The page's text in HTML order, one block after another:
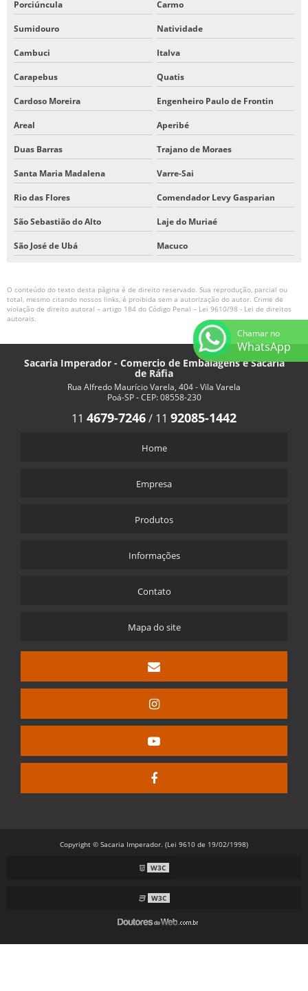
Porciúncula Carmo
Sumidouro Natividade
Cambuci Italva
Carapebus Quatis
Cardoso Moreira Engenheiro Paulo de Frontin
Areal Aperibé
Duas Barras Trajano de Moraes
Santa Maria Madalena Varre-Sai
Rio das Flores Comendador Levy Gasparian
São Sebastião do Alto Laje do Muriaé
São José de Ubá Macuco
O conteúdo do texto desta página é de direito reservado. Sua reprodução, parcial ou
total, mesmo citando nossos links, é proibida sem a autorização do autor. Crime de
violação de direito autoral – artigo 184 do Código Penal – Lei 9610/98 - Lei de direitos
autorais.
Sacaria Imperador - Comercio de Embalagens e Sacaria
de Ráfia
Rua Alfredo Maurício Varela, 404 - Vila Varela
Poá-SP - CEP: 08558-230
11 4679-7246/ 11 92085-1442
Home
Empresa
Produtos
Informações
Contato
Mapa do site
Copyright © Sacaria Imperador. (Lei 9610 de 19/02/1998)
W3C
W3C
Chamar no
WhatsApp